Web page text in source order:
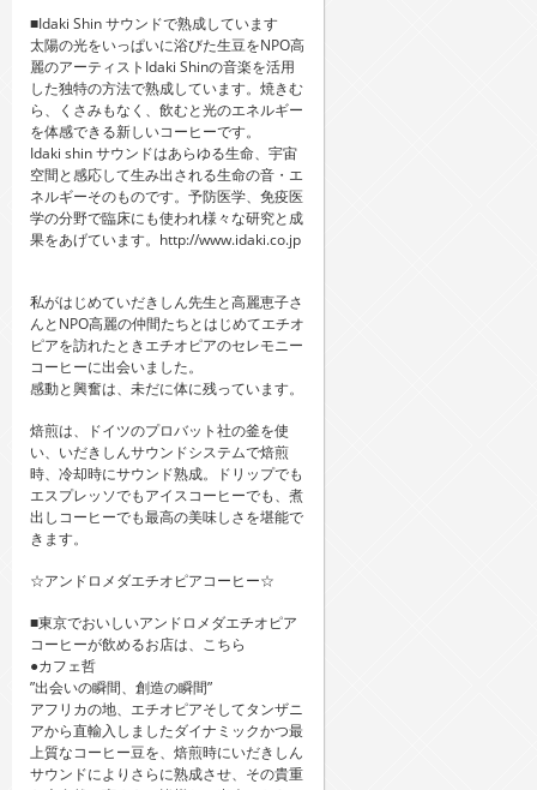
■Idaki Shin サウンドで熟成しています
太陽の光をいっぱいに浴びた生豆をNPO高
麗のアーティストIdaki Shinの音楽を活用
した独特の方法で熟成しています。焼きむ
ら、くさみもなく、飲むと光のエネルギー
を体感できる新しいコーヒーです。
Idaki shin サウンドはあらゆる生命、宇宙
空間と感応して生み出される生命の音・エ
ネルギーそのものです。予防医学、免疫医
学の分野で臨床にも使われ様々な研究と成
果をあげています。http://www.idaki.co.jp
私がはじめていだきしん先生と高麗恵子さ
んとNPO高麗の仲間たちとはじめてエチオ
ピアを訪れたときエチオピアのセレモニー
コーヒーに出会いました。
感動と興奮は、未だに体に残っています。
焙煎は、ドイツのプロバット社の釜を使
い、いだきしんサウンドシステムで焙煎
時、冷却時にサウンド熟成。ドリップでも
エスプレッソでもアイスコーヒーでも、煮
出しコーヒーでも最高の美味しさを堪能で
きます。
☆アンドロメダエチオピアコーヒー☆
■東京でおいしいアンドロメダエチオピア
コーヒーが飲めるお店は、こちら
●カフェ哲
”出会いの瞬間、創造の瞬間”
アフリカの地、エチオピアそしてタンザニ
アから直輸入しましたダイナミックかつ最
上質なコーヒー豆を、焙煎時にいだきしん
サウンドによりさらに熟成させ、その貴重